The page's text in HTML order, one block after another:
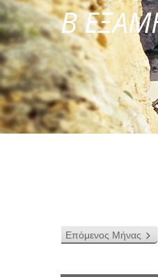
Β
Επόμενος Μήνας